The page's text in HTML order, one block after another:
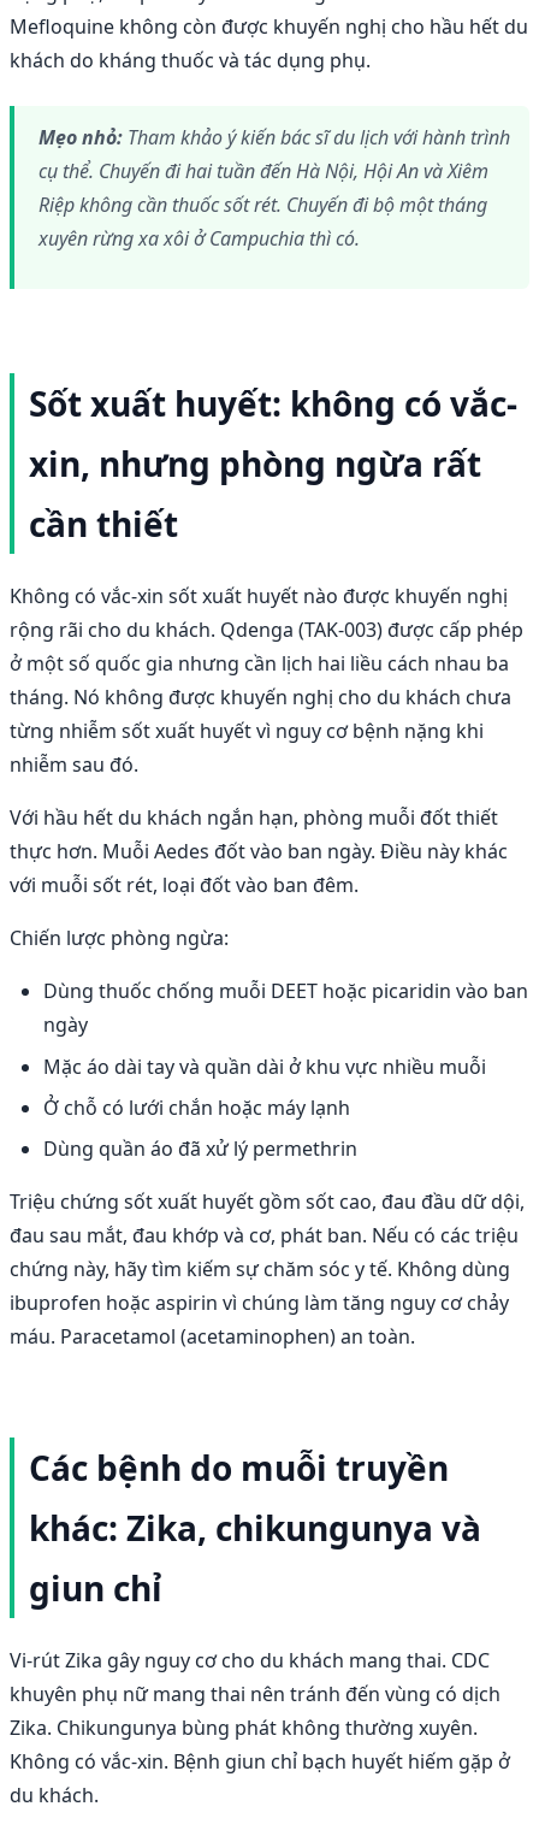
Mefloquine không còn được khuyến nghị cho hầu hết du
khách do kháng thuốc và tác dụng phụ.
Mẹo nhỏ: Tham khảo ý kiến bác sĩ du lịch với hành trình
cụ thể. Chuyến đi hai tuần đến Hà Nội, Hội An và Xiêm
Riệp không cần thuốc sốt rét. Chuyến đi bộ một tháng
xuyên rừng xa xôi ở Campuchia thì có.
Sốt xuất huyết: không có vắc-
xin, nhưng phòng ngừa rất
cần thiết
Không có vắc-xin sốt xuất huyết nào được khuyến nghị
rộng rãi cho du khách. Qdenga (TAK-003) được cấp phép
ở một số quốc gia nhưng cần lịch hai liều cách nhau ba
tháng. Nó không được khuyến nghị cho du khách chưa
từng nhiễm sốt xuất huyết vì nguy cơ bệnh nặng khi
nhiễm sau đó.
Với hầu hết du khách ngắn hạn, phòng muỗi đốt thiết
thực hơn. Muỗi Aedes đốt vào ban ngày. Điều này khác
với muỗi sốt rét, loại đốt vào ban đêm.
Chiến lược phòng ngừa:
Dùng thuốc chống muỗi DEET hoặc picaridin vào ban
ngày
Mặc áo dài tay và quần dài ở khu vực nhiều muỗi
Ở chỗ có lưới chắn hoặc máy lạnh
Dùng quần áo đã xử lý permethrin
Triệu chứng sốt xuất huyết gồm sốt cao, đau đầu dữ dội,
đau sau mắt, đau khớp và cơ, phát ban. Nếu có các triệu
chứng này, hãy tìm kiếm sự chăm sóc y tế. Không dùng
ibuprofen hoặc aspirin vì chúng làm tăng nguy cơ chảy
máu. Paracetamol (acetaminophen) an toàn.
Các bệnh do muỗi truyền
khác: Zika, chikungunya và
giun chỉ
Vi-rút Zika gây nguy cơ cho du khách mang thai. CDC
khuyên phụ nữ mang thai nên tránh đến vùng có dịch
Zika. Chikungunya bùng phát không thường xuyên.
Không có vắc-xin. Bệnh giun chỉ bạch huyết hiếm gặp ở
du khách.